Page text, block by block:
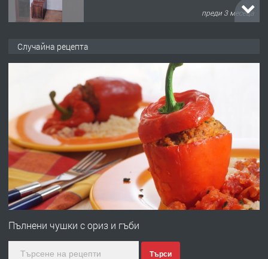
преди 3 месеца
преди 10 месеца
ПРЕДЛАГА
Професионална броячна машина -
със сертификат от ЕЦБ
преди 1 година
ПРЕДЛАГА
Професионална зеленчукорезачка
Случайна рецепта
Пълнени чушки с ориз и гъби
Търси